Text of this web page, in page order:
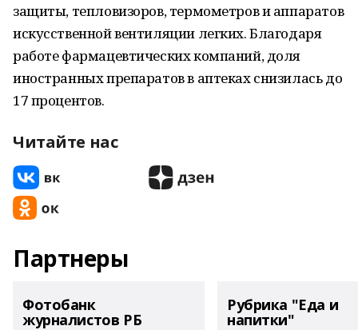
защиты, тепловизоров, термометров и аппаратов
искусственной вентиляции легких. Благодаря
работе фармацевтических компаний, доля
иностранных препаратов в аптеках снизилась до
17 процентов.
Читайте нас
Партнеры
Фотобанк
журналистов РБ
Рубрика "Еда и
напитки"